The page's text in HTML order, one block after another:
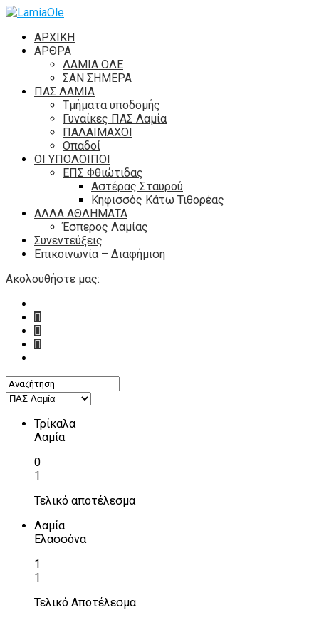
ΑΡΧΙΚΗ
ΑΡΘΡΑ
ΛΑΜΙΑ ΟΛΕ
ΣΑΝ ΣΗΜΕΡΑ
ΠΑΣ ΛΑΜΙΑ
Τμήματα υποδομής
Γυναίκες ΠΑΣ Λαμία
ΠΑΛΑΙΜΑΧΟΙ
Οπαδοί
ΟΙ ΥΠΟΛΟΙΠΟΙ
ΕΠΣ Φθιώτιδας
Αστέρας Σταυρού
Κηφισσός Κάτω Τιθορέας
ΑΛΛΑ ΑΘΛΗΜΑΤΑ
Έσπερος Λαμίας
Συνεντεύξεις
Επικοινωνία – Διαφήμιση
Ακολουθήστε μας:
Τρίκαλα
Λαμία
0
1
Τελικό αποτέλεσμα
Λαμία
Ελασσόνα
1
1
Τελικό Αποτέλεσμα